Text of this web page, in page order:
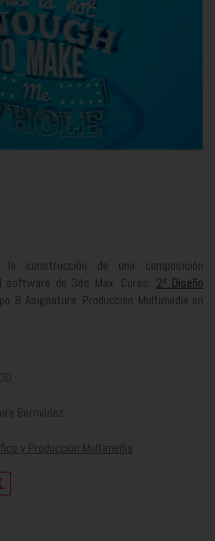
construcción de una composición
de 3ds Max. Curso: 2º Diseño
B Asignatura: Producción Multimedia en
Bermúdez
y Producción Multimedia